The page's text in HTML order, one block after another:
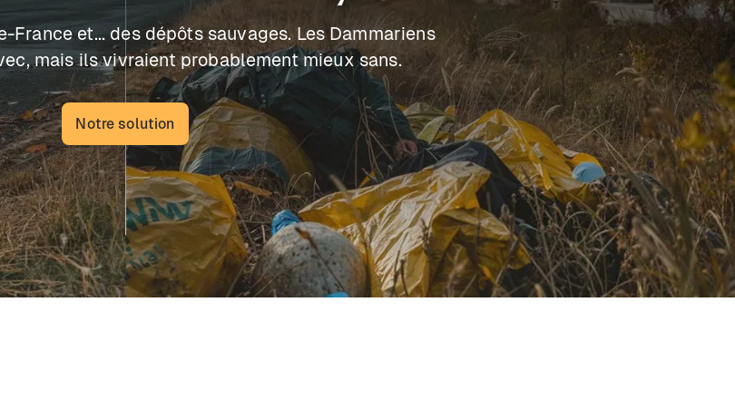
France et... des dépôts sauvages. Les Dammariens
mais ils vivraient probablement mieux sans.
Notre solution